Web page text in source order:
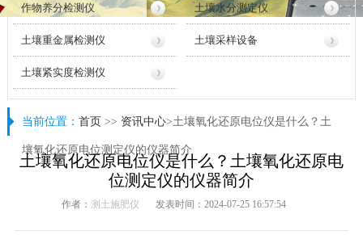
作物养分检测仪 土壤水分测定仪
土壤重金属检测仪 土壤采样设备
土壤紧实度检测仪
当前位置： 首页 >> 资讯中心>土壤氧化还原电位仪是什么？土
壤氧化还原电位测定仪的仪器简介
土壤氧化还原电位仪是什么？土壤氧化还原电
位测定仪的仪器简介
作者： 测土施肥仪 发表时间：2024-07-25 16:57:54